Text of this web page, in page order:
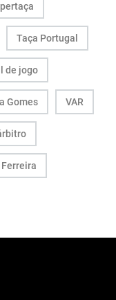
Taça Portugal
de jogo
Gomes VAR